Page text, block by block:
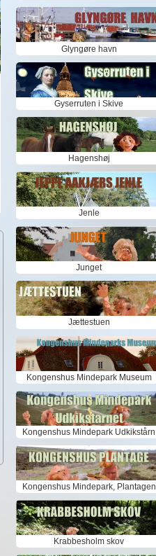
Glyngøre havn
Gyserruten i Skive
Hagenshøj
Jenle
Junget
Jættestuen
Kongenshus Mindepark Museum
Kongenshus Mindepark Udkikstårn
Kongenshus Mindepark, Plantagen
Krabbesholm skov